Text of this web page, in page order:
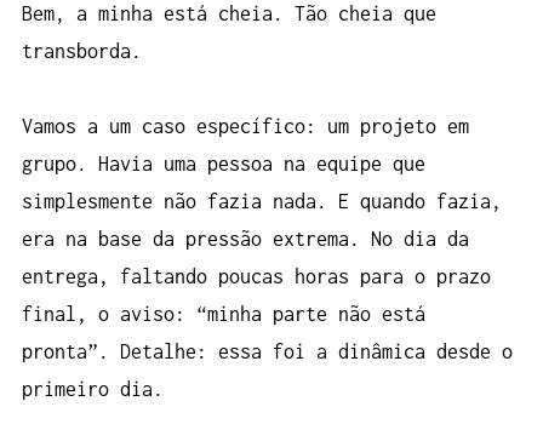
Bem, a minha está cheia. Tão cheia que
transborda.
Vamos a um caso específico: um projeto em
grupo. Havia uma pessoa na equipe que
simplesmente não fazia nada. E quando fazia,
era na base da pressão extrema. No dia da
entrega, faltando poucas horas para o prazo
final, o aviso: “minha parte não está
pronta”. Detalhe: essa foi a dinâmica desde o
primeiro dia.